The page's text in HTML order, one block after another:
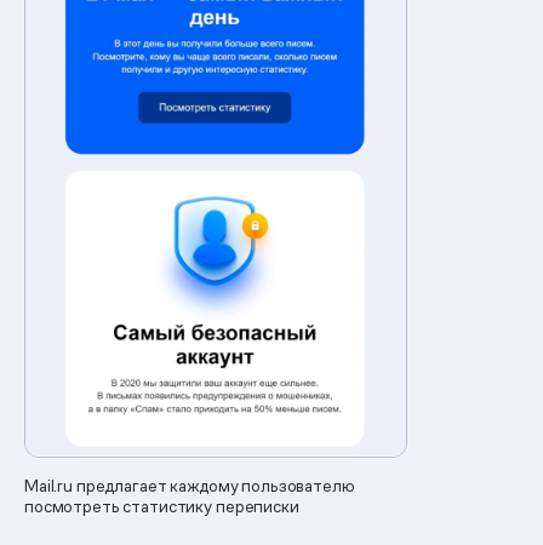
Mail.ru предлагает каждому пользователю
посмотреть статистику переписки